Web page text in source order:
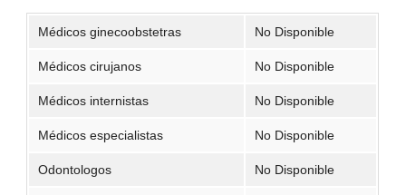
Médicos ginecoobstetras No Disponible
Médicos cirujanos No Disponible
Médicos internistas No Disponible
Médicos especialistas No Disponible
Odontologos No Disponible